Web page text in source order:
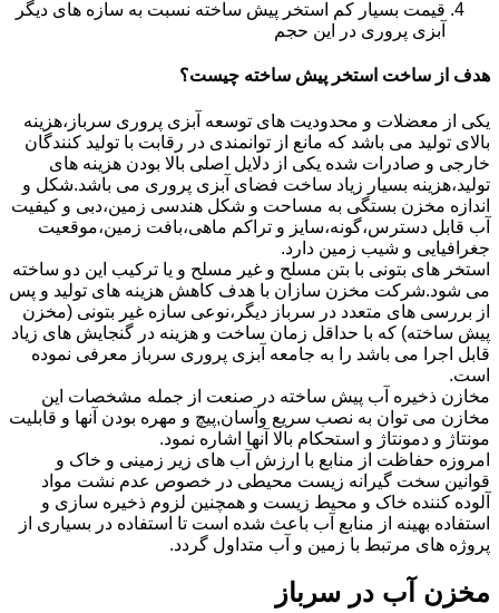
قیمت بسیار کم استخر پیش ساخته نسبت به سازه های دیگر
آبزی پروری در این حجم
هدف از ساخت استخر پیش ساخته چیست؟
یکی از معضلات و محدودیت های توسعه آبزی پروری سرباز،هزینه
بالای تولید می باشد که مانع از توانمندی در رقابت با تولید کنندگان
خارجی و صادرات شده یکی از دلایل اصلی بالا بودن هزینه های
تولید،هزینه بسیار زیاد ساخت فضای آبزی پروری می باشد.شکل و
اندازه مخزن بستگی به مساحت و شکل هندسی زمین،دبی و کیفیت
آب قابل دسترس،گونه،سایز و تراکم ماهی،بافت زمین،موقعیت
جغرافیایی و شیب زمین دارد.
استخر های بتونی با بتن مسلح و غیر مسلح و یا ترکیب این دو ساخته
می شود.شرکت مخزن سازان با هدف کاهش هزینه های تولید و پس
از بررسی های متعدد در سرباز دیگر،نوعی سازه غیر بتونی (مخزن
پیش ساخته) که با حداقل زمان ساخت و هزینه در گنجایش های زیاد
قابل اجرا می باشد را به جامعه آبزی پروری سرباز معرفی نموده
است.
مخازن ذخیره آب پیش ساخته در صنعت از جمله مشخصات این
مخازن می توان به نصب سریع وآسان,پیچ و مهره بودن آنها و قابلیت
مونتاژ و دمونتاژ و استحکام بالا آنها اشاره نمود.
امروزه حفاظت از منابع با ارزش آب های زیر زمینی و خاک و
قوانین سخت گیرانه زیست محیطی در خصوص عدم نشت مواد
آلوده کننده خاک و محیط زیست و همچنین لزوم ذخیره سازی و
استفاده بهینه از منابع آب باعث شده است تا استفاده در بسیاری از
پروژه های مرتبط با زمین و آب متداول گردد.
مخزن آب در سرباز